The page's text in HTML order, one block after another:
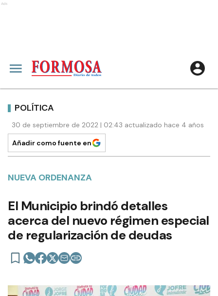
Ads
POLÍTICA
30 de septiembre de 2022 | 02:43 actualizado hace 4 años
Añadir como fuente en
NUEVA ORDENANZA
El Municipio brindó detalles
acerca del nuevo régimen especial
de regularización de deudas